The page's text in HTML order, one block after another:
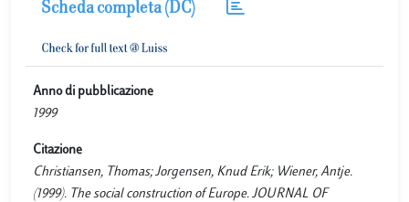
Scheda completa (DC)
Anno di pubblicazione
1999
Citazione
Christiansen, Thomas; Jorgensen, Knud Erik; Wiener, Antje.
(1999). The social construction of Europe. JOURNAL OF